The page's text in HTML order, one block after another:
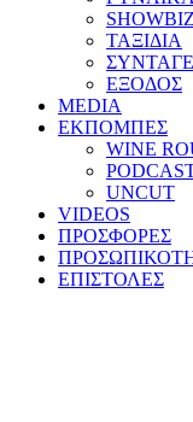
SHOWBIZ
ΤΑΞΙΔΙΑ
ΕΞΟΔΟΣ
MEDIA
ΕΚΠΟΜΠΕΣ
WINE
UNCUT
VIDEOS
ΠΡΟΣΦΟΡΕΣ
ΕΠΙΣΤΟΛΕΣ